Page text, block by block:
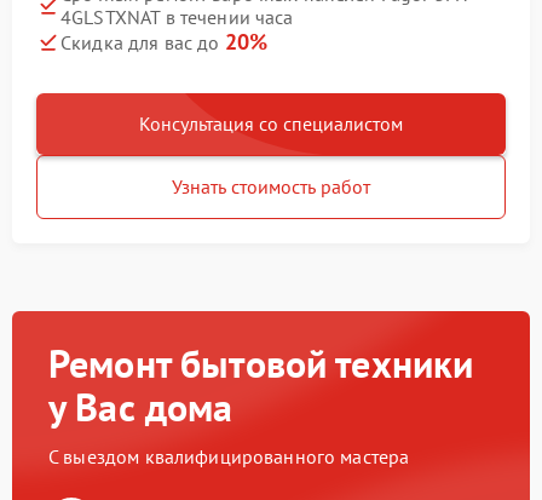
4GLSTXNAT в течении часа
Скидка для вас до 20%
Консультация со специалистом
Узнать стоимость работ
Ремонт бытовой техники
у Вас дома
С выездом квалифицированного мастера